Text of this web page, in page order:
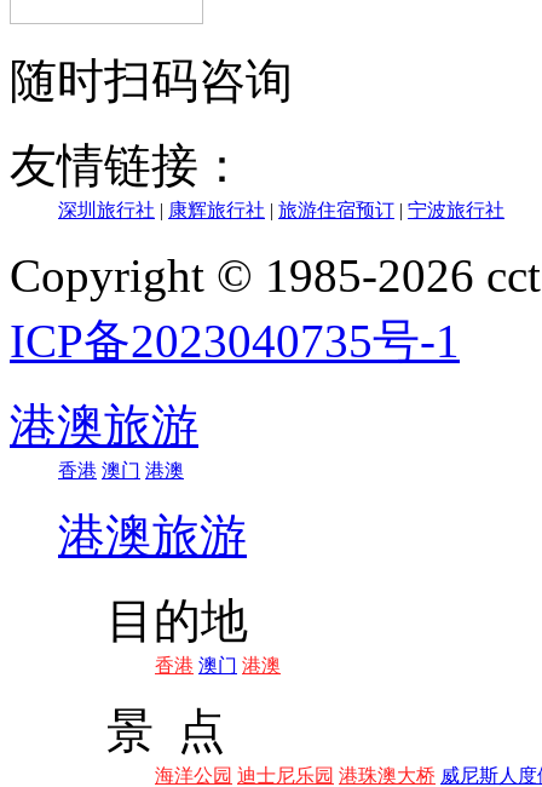
随时扫码咨询
友情链接：
深圳旅行社 | 康辉旅行社 | 旅游住宿预订 | 宁波旅行社
Copyright © 1985-2026
ICP备2023040735号-1
港澳旅游
香港 澳门 港澳
港澳旅游
目的地
香港 澳门 港澳
景 点
海洋公园 迪士尼乐园 港珠澳大桥 威尼斯人度